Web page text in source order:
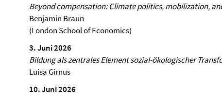
Beyond compensation: Climate politics, mobilization,
Benjamin Braun
(London School of Economics)
3. Juni 2026
Bildung als zentrales Element sozial-ökologischer
Luisa Girnus
10. Juni 2026